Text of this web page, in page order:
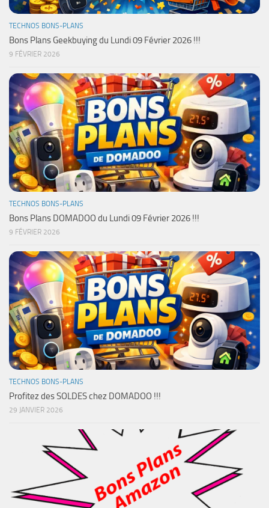
TECHNOS BONS-PLANS
Bons Plans Geekbuying du Lundi 09 Février 2026 !!!
9 FÉVRIER 2026
TECHNOS BONS-PLANS
Bons Plans DOMADOO du Lundi 09 Février 2026 !!!
9 FÉVRIER 2026
TECHNOS BONS-PLANS
Profitez des SOLDES chez DOMADOO !!!
29 JANVIER 2026